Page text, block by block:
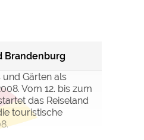
Brandenburg
und Gärten als
Vom 12. bis zum
das Reiseland
touristische